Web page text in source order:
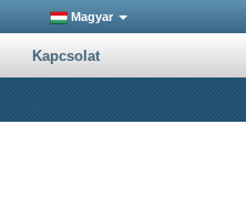
Magyar
Kapcsolat